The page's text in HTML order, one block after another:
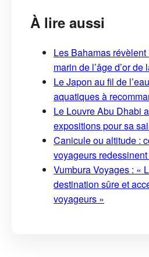
À lire aussi
Les Bahamas révèlent
marin de l’âge d’or de
Le Japon au fil de
aquatiques à
Le Louvre Abu Dhabi
expositions pour sa
Canicule ou altitude :
voyageurs
Vumbura Voyages : «
destination sûre et
voyageurs »